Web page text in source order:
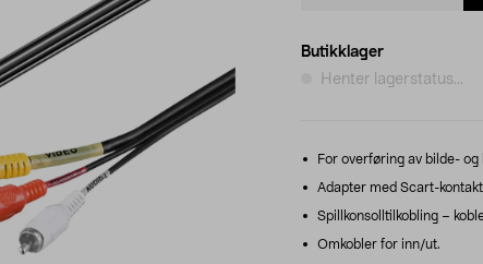
Butikklager
Henter lagerstatus...
For overføring av bilde-
Adapter med Scart-
Spillkonsolltilkobling –
Omkobler for inn/ut.